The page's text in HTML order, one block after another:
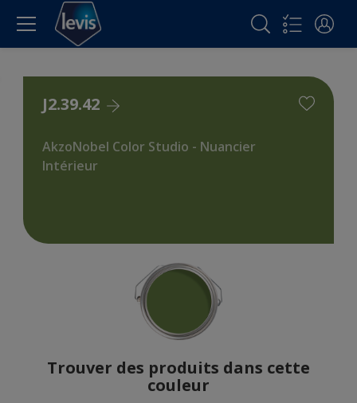
J2.39.42
AkzoNobel Color Studio - Nuancier
Intérieur
Trouver des produits dans cette
couleur